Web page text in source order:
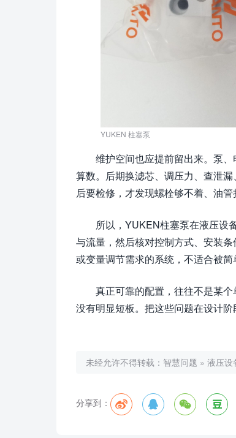
YUKEN 柱塞泵
维护空间也应提前留出来。泵
算数。后期换滤芯、调压力、查泄
后要检修，才发现螺栓够不着、油
所以，YUKEN柱塞泵在液压设
与流量，然后核对控制方式、安装
或变量调节需求的系统，不适合被简
真正可靠的配置，往往不是某
没有明显短板。把这些问题在设计阶
未经允许不得转载： 智慧问题 » 液压设
分享到：